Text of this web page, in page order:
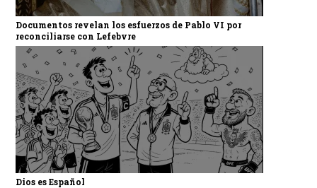
Documentos revelan los esfuerzos de Pablo VI por
reconciliarse con Lefebvre
Dios es Español